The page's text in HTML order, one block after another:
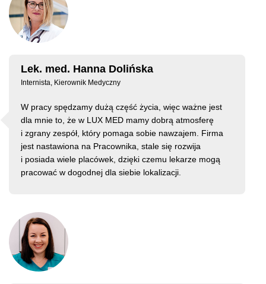
Lek. med. Hanna Dolińska
Internista, Kierownik Medyczny
W pracy spędzamy dużą część życia, więc ważne jest
dla mnie to, że w LUX MED mamy dobrą atmosferę
i zgrany zespół, który pomaga sobie nawzajem. Firma
jest nastawiona na Pracownika, stale się rozwija
i posiada wiele placówek, dzięki czemu lekarze mogą
pracować w dogodnej dla siebie lokalizacji.